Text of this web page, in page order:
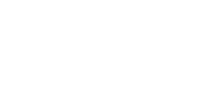
Webcam, Tapis de souris et Casque gaming.